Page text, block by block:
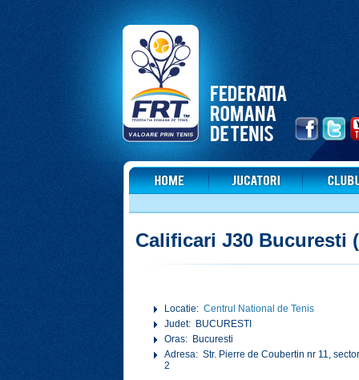
Calificari J30 Bucuresti
Locatie:Centrul National de Tenis
Judet: BUCURESTI
Oras: Bucuresti
Adresa: Str. Pierre de Coubertin nr 11,
2